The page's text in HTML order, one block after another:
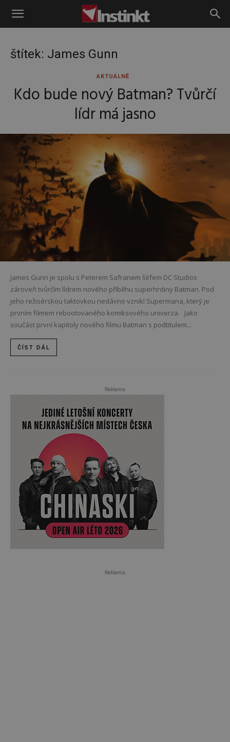
Instinkt
štítek: James Gunn
AKTUÁLNĚ
Kdo bude nový Batman? Tvůrčí
lídr má jasno
James Gunn je spolu s Peterem Safranem šéfem DC Studios
zároveň tvůrčím lídrem nového příběhu superhrdiny Batman. Pod
jeho režisérskou taktovkou nedávno vznikl Supermana, který je
prvním filmem rebootovaného komiksového univerza. Jako
součást první kapitoly nového filmu Batman s podtitulem...
ČÍST DÁL
Reklama
Reklama